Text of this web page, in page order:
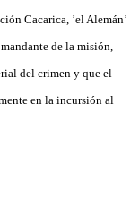
Cacarica, ’el Alemán’
de la misión,
del crimen y que el
en la incursión al